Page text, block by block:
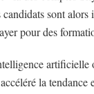
candidats sont
pour des
artificielle
la